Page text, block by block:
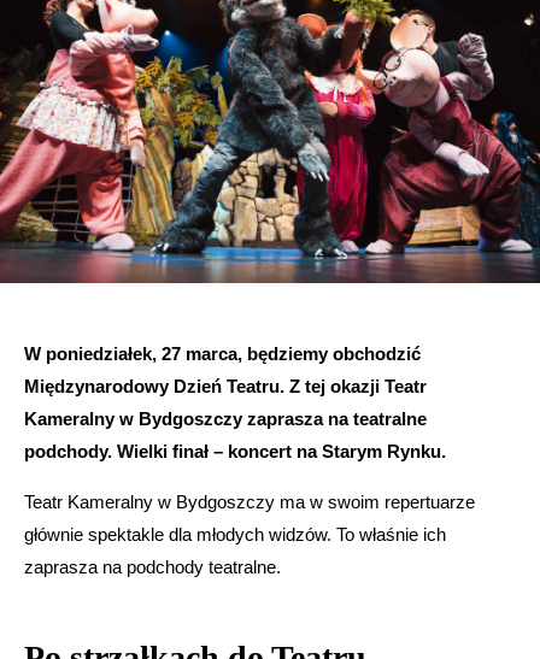
W poniedziałek, 27 marca, będziemy obchodzić
Międzynarodowy Dzień Teatru. Z tej okazji Teatr
Kameralny w Bydgoszczy zaprasza na teatralne
podchody. Wielki finał – koncert na Starym Rynku.
Teatr Kameralny w Bydgoszczy ma w swoim repertuarze
głównie spektakle dla młodych widzów. To właśnie ich
zaprasza na podchody teatralne.